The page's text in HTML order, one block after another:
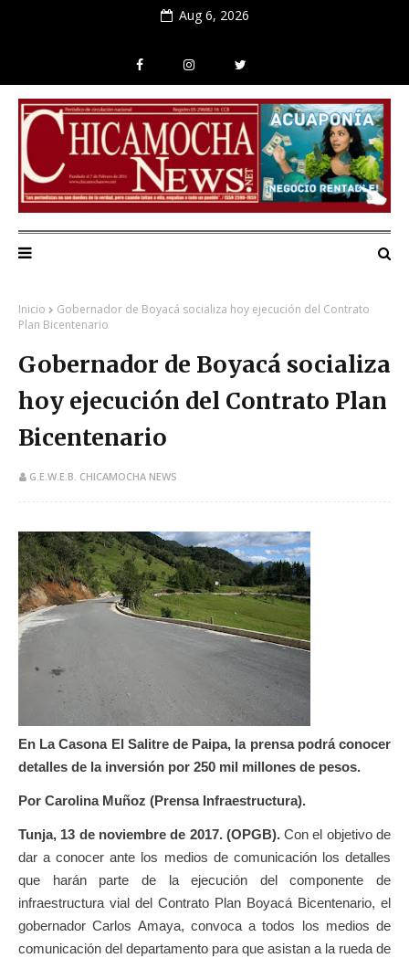
Aug 6, 2026
Inicio
Gobernador de Boyacá socializa hoy ejecución del Contrato
Plan Bicentenario
Gobernador de Boyacá socializa
hoy ejecución del Contrato Plan
Bicentenario
G.E.W.E.B. CHICAMOCHA NEWS
En La Casona El Salitre de Paipa, la prensa podrá conocer
detalles de la inversión por 250 mil millones de pesos.
Por Carolina Muñoz (Prensa Infraestructura).
Tunja, 13 de noviembre de 2017. (OPGB).Con el objetivo de
dar a conocer ante los medios de comunicación los detalles
que harán parte de la ejecución del componente de
infraestructura vial del Contrato Plan Boyacá Bicentenario, el
gobernador Carlos Amaya, convoca a todos los medios de
comunicación del departamento para que asistan a la rueda de